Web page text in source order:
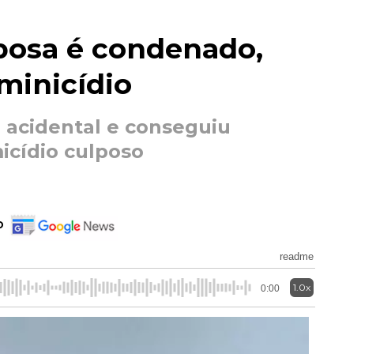
é condenado,
e conseguiu
culposo
readme
0:00 1.0x